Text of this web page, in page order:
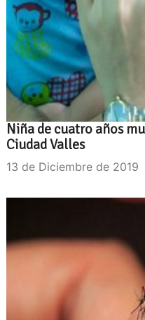
Niña de cuatro años
Ciudad Valles
13 de Diciembre de 2019